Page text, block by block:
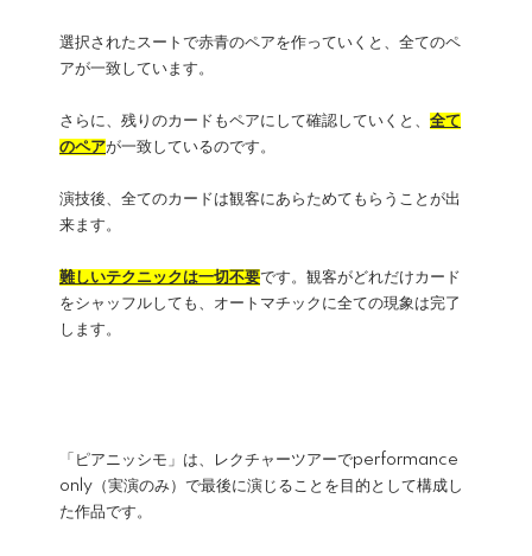
選択されたスートで赤青のペアを作っていくと、全てのペ
アが一致しています。
さらに、残りのカードもペアにして確認していくと、 全て
のペアが一致しているのです。
演技後、全てのカードは観客にあらためてもらうことが出
来ます。
難しいテクニックは一切不要です。観客がどれだけカード
をシャッフルしても、オートマチックに全ての現象は完了
します。
「ピアニッシモ」は、レクチャーツアーでperformance
only（実演のみ）で最後に演じることを目的として構成し
た作品です。